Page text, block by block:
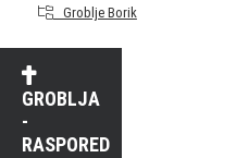
Groblje Borik
GROBLJA
-
RASPORED